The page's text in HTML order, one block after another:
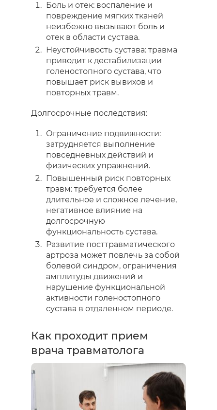
Боль и отек: воспаление и
повреждение мягких тканей
неизбежно вызывают боль и
отек в области сустава.
Неустойчивость сустава: травма
приводит к дестабилизации
голеностопного сустава, что
повышает риск вывихов и
повторных травм.
Долгосрочные последствия:
Ограничение подвижности:
затрудняется выполнение
повседневных действий и
физических упражнений.
Повышенный риск повторных
травм: требуется более
длительное и сложное лечение,
негативное влияние на
долгосрочную
функциональность сустава.
Развитие посттравматического
артроза может повлечь за собой
болевой синдром, ограничения
амплитуды движений и
нарушение функциональной
активности голеностопного
сустава в отдаленном периоде.
Как проходит прием
врача травматолога